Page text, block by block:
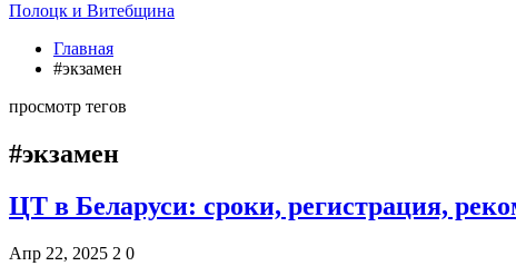
Полоцк и Витебщина
Главная
#экзамен
просмотр тегов
#экзамен
ЦТ в Беларуси: сроки, регистрация,
Апр 22, 2025 2 0